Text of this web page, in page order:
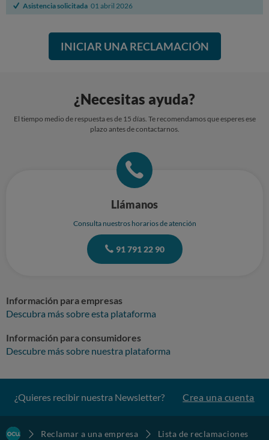
Asistencia solicitada 01 abril 2026
INICIAR UNA RECLAMACIÓN
¿Necesitas ayuda?
El tiempo medio de respuesta es de 15 días. Te recomendamos que esperes ese
plazo antes de contactarnos.
Llámanos
Consulta nuestros horarios de atención
91 791 22 90
Información para empresas
Descubra más sobre esta plataforma
Información para consumidores
Descubre más sobre nuestra plataforma
¿Quieres recibir nuestra Newsletter? Crea una cuenta
Reclamar a una empresa
Lista de reclamaciones